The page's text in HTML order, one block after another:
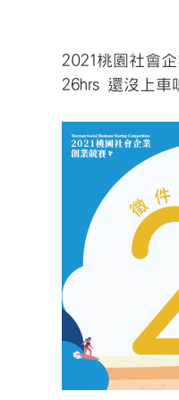
2021桃園社會
26hrs 還沒上車